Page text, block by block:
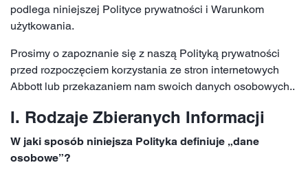
podlega niniejszej Polityce prywatności i Warunkom
użytkowania.
Prosimy o zapoznanie się z naszą Polityką prywatności
przed rozpoczęciem korzystania ze stron internetowych
Abbott lub przekazaniem nam swoich danych osobowych..
I. Rodzaje Zbieranych Informacji
W jaki sposób niniejsza Polityka definiuje „dane
osobowe”?